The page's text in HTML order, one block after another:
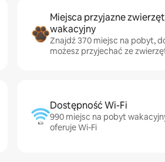
Miejsca przyjazne
wakacyjny
Znajdź 370 miejsc na pobyt,
możesz przyjechać ze
Dostępność Wi-Fi
990 miejsc na pobyt
oferuje Wi-Fi